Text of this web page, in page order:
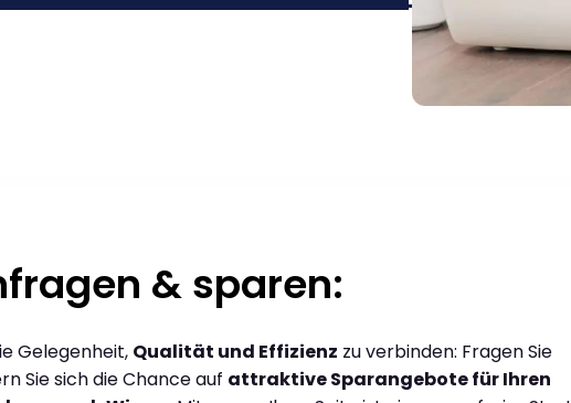
& sparen:
Gelegenheit, Qualität und Effizienz zu verbinden: Fragen Sie
Sie sich die Chance auf attraktive Sparangebote für Ihren